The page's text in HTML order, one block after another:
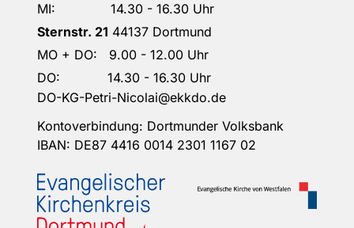
MI: 14.30 - 16.30 Uhr
Sternstr. 21 44137 Dortmund
MO + DO: 9.00 - 12.00 Uhr
DO: 14.30 - 16.30 Uhr
DO-KG-Petri-Nicolai@ekkdo.de
Kontoverbindung: Dortmunder Volksbank
IBAN: DE87 4416 0014 2301 1167 02